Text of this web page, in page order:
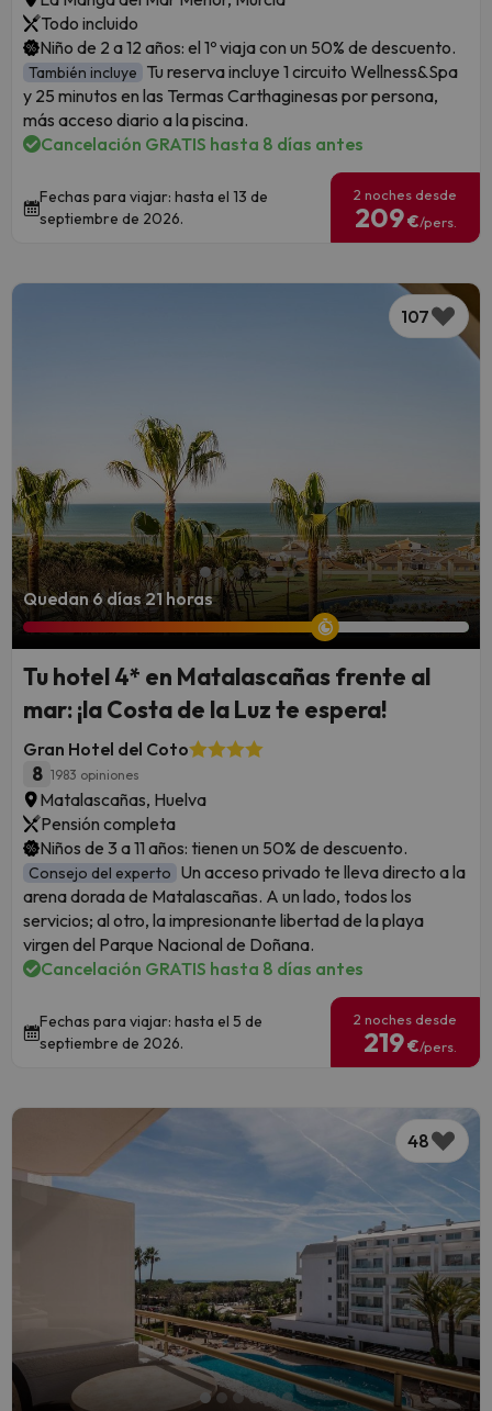
Todo incluido
Niño de 2 a 12 años: el 1º viaja con un 50% de descuento.
También incluye Tu reserva incluye 1 circuito Wellness&Spa
y 25 minutos en las Termas Carthaginesas por persona,
más acceso diario a la piscina.
Cancelación GRATIS hasta 8 días antes
Fechas para viajar: hasta el 13 de
septiembre de 2026.
2 noches desde
209€/pers.
107
Quedan 6 días 21 horas
Tu hotel 4* en Matalascañas frente al
mar: ¡la Costa de la Luz te espera!
Gran Hotel del Coto
8 1983 opiniones
Matalascañas, Huelva
Pensión completa
Niños de 3 a 11 años: tienen un 50% de descuento.
Consejo del experto Un acceso privado te lleva directo a la
arena dorada de Matalascañas. A un lado, todos los
servicios; al otro, la impresionante libertad de la playa
virgen del Parque Nacional de Doñana.
Cancelación GRATIS hasta 8 días antes
Fechas para viajar: hasta el 5 de
septiembre de 2026.
2 noches desde
219€/pers.
48